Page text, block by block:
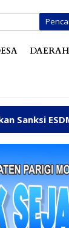
DAERAH
ESDM,